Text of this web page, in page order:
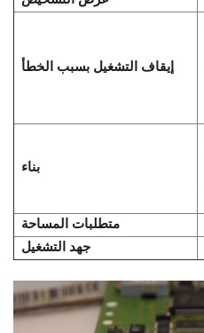
إيقاف التشغيل بسبب الخطأ
بناء
متطلبات المساحة
جهد التشغيل